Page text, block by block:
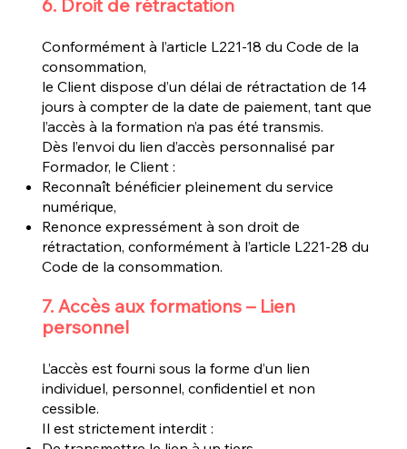
6. Droit de rétractation
Conformément à l’article L221-18 du Code de la
consommation,
le Client dispose d’un délai de rétractation de 14
jours à compter de la date de paiement, tant que
l’accès à la formation n’a pas été transmis.
Dès l’envoi du lien d’accès personnalisé par
Formador, le Client :
Reconnaît bénéficier pleinement du service
numérique,
Renonce expressément à son droit de
rétractation, conformément à l’article L221-28 du
Code de la consommation.
7. Accès aux formations – Lien
personnel
L’accès est fourni sous la forme d’un lien
individuel, personnel, confidentiel et non
cessible.
Il est strictement interdit :